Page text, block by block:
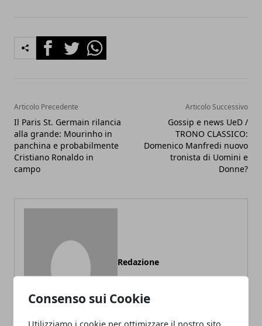
Consenso sui Cookie
Utilizziamo i cookie per ottimizzare il nostro sito
FacebookTwitterWhatsapp
Articolo Precedente
Il Paris St. Germain rilancia
alla grande: Mourinho in
panchina e probabilmente
Cristiano Ronaldo in
campo
Articolo Successivo
Gossip e news UeD /
TRONO CLASSICO:
Domenico Manfredi nuovo
tronista di Uomini e
Donne?
Redazione